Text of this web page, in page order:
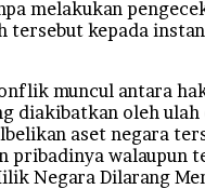
melakukan
tersebut kepada
muncul antara
diakibatkan oleh
aset negara
pribadinya walaupun
Negara Dilarang